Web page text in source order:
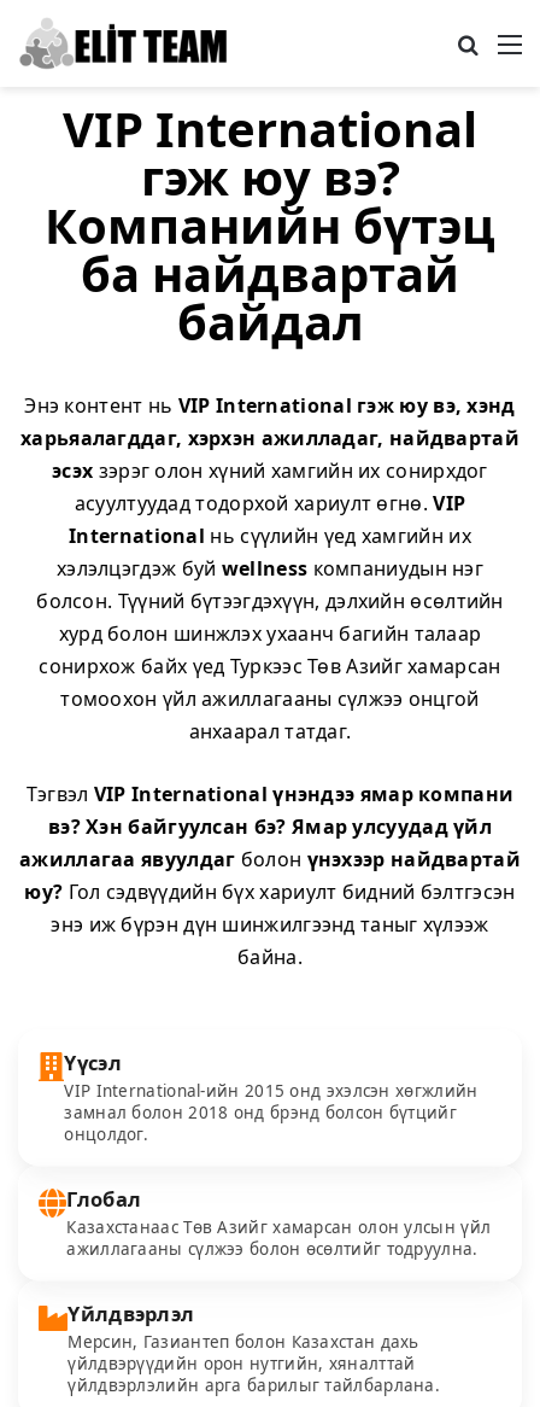
VIP International
гэж юу вэ?
Компанийн бүтэц
ба найдвартай
байдал
Энэ контент нь VIP International гэж юу вэ, хэнд
харьяалагддаг, хэрхэн ажилладаг, найдвартай
эсэх зэрэг олон хүний хамгийн их сонирхдог
асуултуудад тодорхой хариулт өгнө.VIP
International нь сүүлийн үед хамгийн их
хэлэлцэгдэж буй wellness компаниудын нэг
болсон. Түүний бүтээгдэхүүн, дэлхийн өсөлтийн
хурд болон шинжлэх ухаанч багийн талаар
сонирхож байх үед Туркээс Төв Азийг хамарсан
томоохон үйл ажиллагааны сүлжээ онцгой
анхаарал татдаг.
Тэгвэл VIP International үнэндээ ямар компани
вэ?Хэн байгуулсан бэ? Ямар улсуудад үйл
ажиллагаа явуулдаг болон үнэхээр найдвартай
юу? Гол сэдвүүдийн бүх хариулт бидний бэлтгэсэн
энэ иж бүрэн дүн шинжилгээнд таныг хүлээж
байна.
Үүсэл
VIP International-ийн 2015 онд эхэлсэн хөгжлийн
замнал болон 2018 онд брэнд болсон бүтцийг
онцолдог.
Глобал
Казахстанаас Төв Азийг хамарсан олон улсын үйл
ажиллагааны сүлжээ болон өсөлтийг тодруулна.
Үйлдвэрлэл
Мерсин, Газиантеп болон Казахстан дахь
үйлдвэрүүдийн орон нутгийн, хяналттай
үйлдвэрлэлийн арга барилыг тайлбарлана.